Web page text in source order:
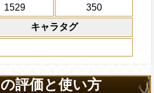
1529
350
キャラタグ
えている時、体力満
になる)、全プレイヤ
果無効を2ターン回復
げる
評価と使い方